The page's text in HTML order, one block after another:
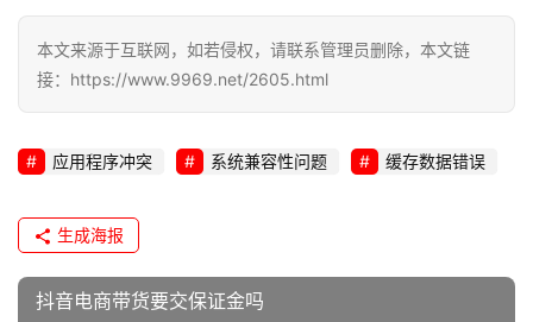
本文来源于互联网，如若侵权，请联系管理员删除，本文链
接：https://www.9969.net/2605.html
应用程序冲突 系统兼容性问题 缓存数据错误
生成海报
抖音电商带货要交保证金吗